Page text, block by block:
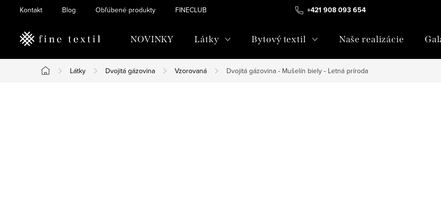
+421 908 093 654
Kontakt Blog Obľúbené produkty FINECLUB
NOVINKY Látky Bytový textil Naše realizácie
Domov
Látky Dvojitá gázovina Vzorovaná Dvojitá gázovina - Mušelín biely - Letná príroda